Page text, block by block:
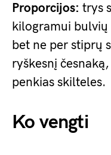
Proporcijos: trys
kilogramui bulvių
bet ne per stiprų
ryškesnį
penkias skilteles.
Ko vengti